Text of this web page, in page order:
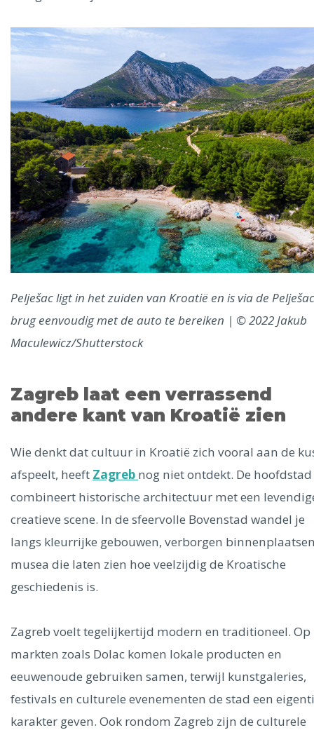
Pelješac ligt in het zuiden van Kroatië en is via de
brug eenvoudig met de auto te bereiken | © 2022 Jakub
Maculewicz/Shutterstock
Zagreb laat een verrassend
andere kant van Kroatië zien
Wie denkt dat cultuur in Kroatië zich vooral aan de
afspeelt, heeft Zagreb nog niet ontdekt. De hoofdstad
combineert historische architectuur met een
creatieve scene. In de sfeervolle Bovenstad wandel je
langs kleurrijke gebouwen, verborgen
musea die laten zien hoe veelzijdig de Kroatische
geschiedenis is.
Zagreb voelt tegelijkertijd modern en traditioneel. Op
markten zoals Dolac komen lokale producten en
eeuwenoude gebruiken samen, terwijl kunstgaleries,
festivals en culturele evenementen de stad een
karakter geven. Ook rondom Zagreb zijn de culturele